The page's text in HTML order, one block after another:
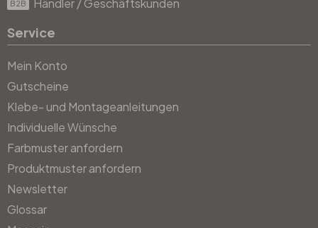
B2B
Service
Mein Konto
Gutscheine
Klebe- und Montageanleitungen
Individuelle Wünsche
Farbmuster anfordern
Produktmuster anfordern
Newsletter
Glossar